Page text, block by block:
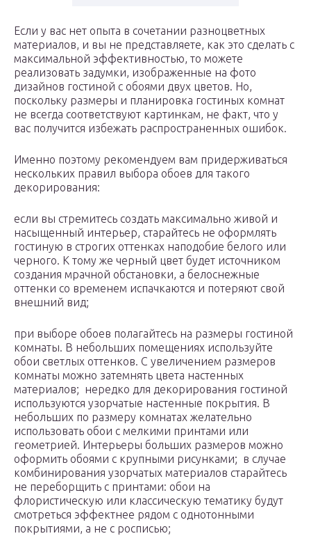
Если у вас нет опыта в сочетании разноцветных
материалов, и вы не представляете, как это сделать с
максимальной эффективностью, то можете
реализовать задумки, изображенные на фото
дизайнов гостиной с обоями двух цветов. Но,
поскольку размеры и планировка гостиных комнат
не всегда соответствуют картинкам, не факт, что у
вас получится избежать распространенных ошибок.
Именно поэтому рекомендуем вам придерживаться
нескольких правил выбора обоев для такого
декорирования:
если вы стремитесь создать максимально живой и
насыщенный интерьер, старайтесь не оформлять
гостиную в строгих оттенках наподобие белого или
черного. К тому же черный цвет будет источником
создания мрачной обстановки, а белоснежные
оттенки со временем испачкаются и потеряют свой
внешний вид;
при выборе обоев полагайтесь на размеры гостиной
комнаты. В небольших помещениях используйте
обои светлых оттенков. С увеличением размеров
комнаты можно затемнять цвета настенных
материалов; нередко для декорирования гостиной
используются узорчатые настенные покрытия. В
небольших по размеру комнатах желательно
использовать обои с мелкими принтами или
геометрией. Интерьеры больших размеров можно
оформить обоями с крупными рисунками; в случае
комбинирования узорчатых материалов старайтесь
не переборщить с принтами: обои на
флористическую или классическую тематику будут
смотреться эффектнее рядом с однотонными
покрытиями, а не с росписью;